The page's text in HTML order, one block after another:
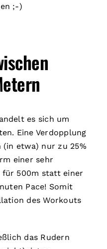
;-)
es sich um
Eine Verdopplung
(in etwa) nur zu 25%
einer sehr
für 500m statt einer
Pace! Somit
des Workouts
das Rudern